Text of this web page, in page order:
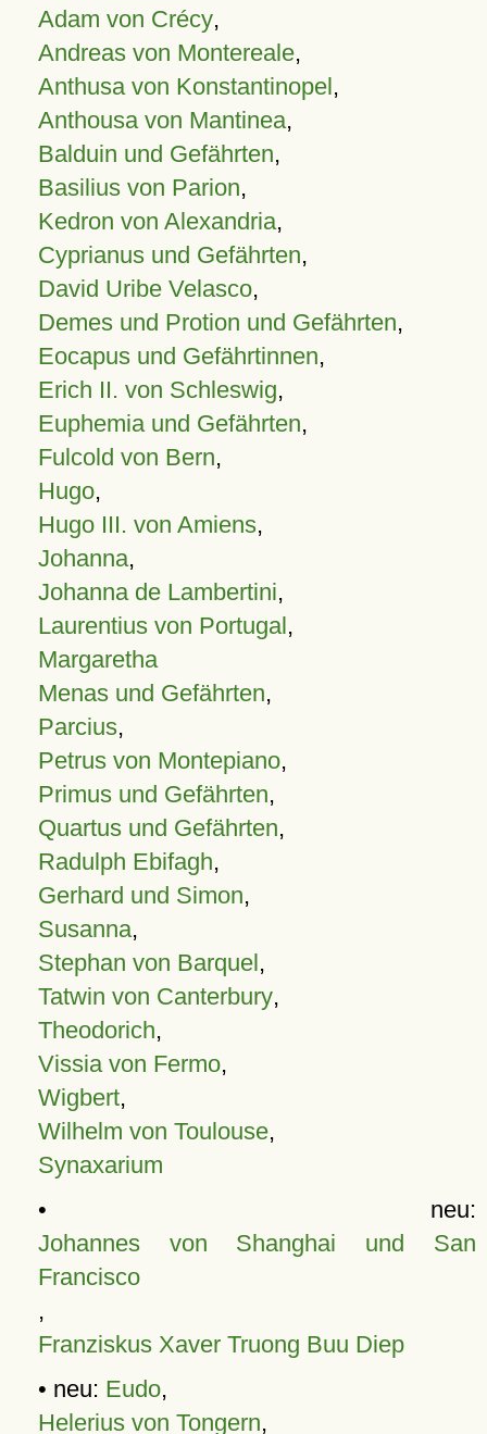
Adam von Crécy,
Andreas von Montereale,
Anthusa von Konstantinopel,
Anthousa von Mantinea,
Balduin und Gefährten,
Basilius von Parion,
Kedron von Alexandria,
Cyprianus und Gefährten,
David Uribe Velasco,
Demes und Protion und Gefährten,
Eocapus und Gefährtinnen,
Erich II. von Schleswig,
Euphemia und Gefährten,
Fulcold von Bern,
Hugo,
Hugo III. von Amiens,
Johanna,
Johanna de Lambertini,
Laurentius von Portugal,
Margaretha
Menas und Gefährten,
Parcius,
Petrus von Montepiano,
Primus und Gefährten,
Quartus und Gefährten,
Radulph Ebifagh,
Gerhard und Simon,
Susanna,
Stephan von Barquel,
Tatwin von Canterbury,
Theodorich,
Vissia von Fermo,
Wigbert,
Wilhelm von Toulouse,
Synaxarium
• neu:
Johannes von Shanghai und San
Francisco
,
Franziskus Xaver Truong Buu Diep
• neu: Eudo,
Helerius von Tongern,